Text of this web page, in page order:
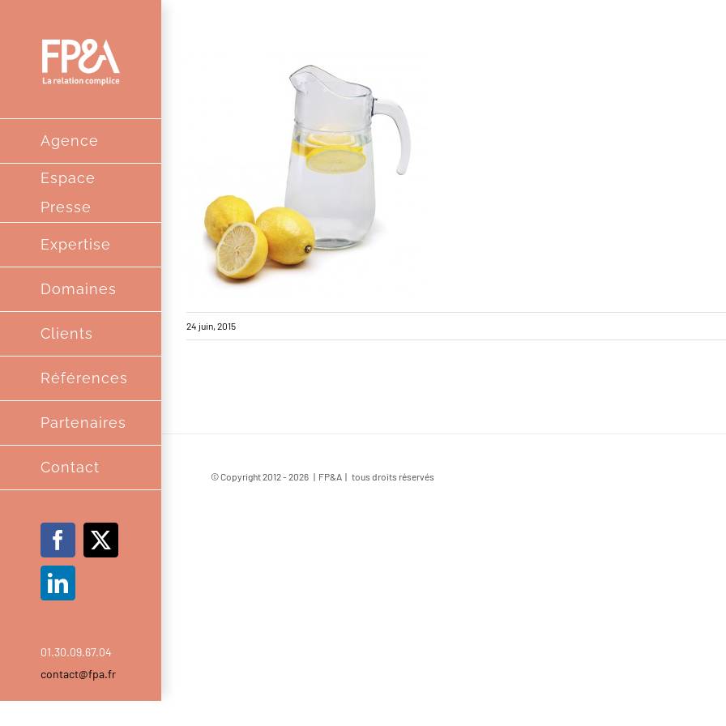
contenu
Agence
Espace
Presse
Expertise
Domaines
Clients
Références
Partenaires
Contact
Facebook
X
LinkedIn
01.30.09.67.04
contact@fpa.fr
24 juin, 2015
© Copyright 2012 -2026 | FP&A | tous droits réservés